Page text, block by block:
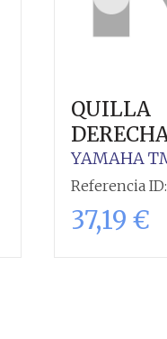
QUILLA
YAMAHA
Referencia ID:
37,19 €